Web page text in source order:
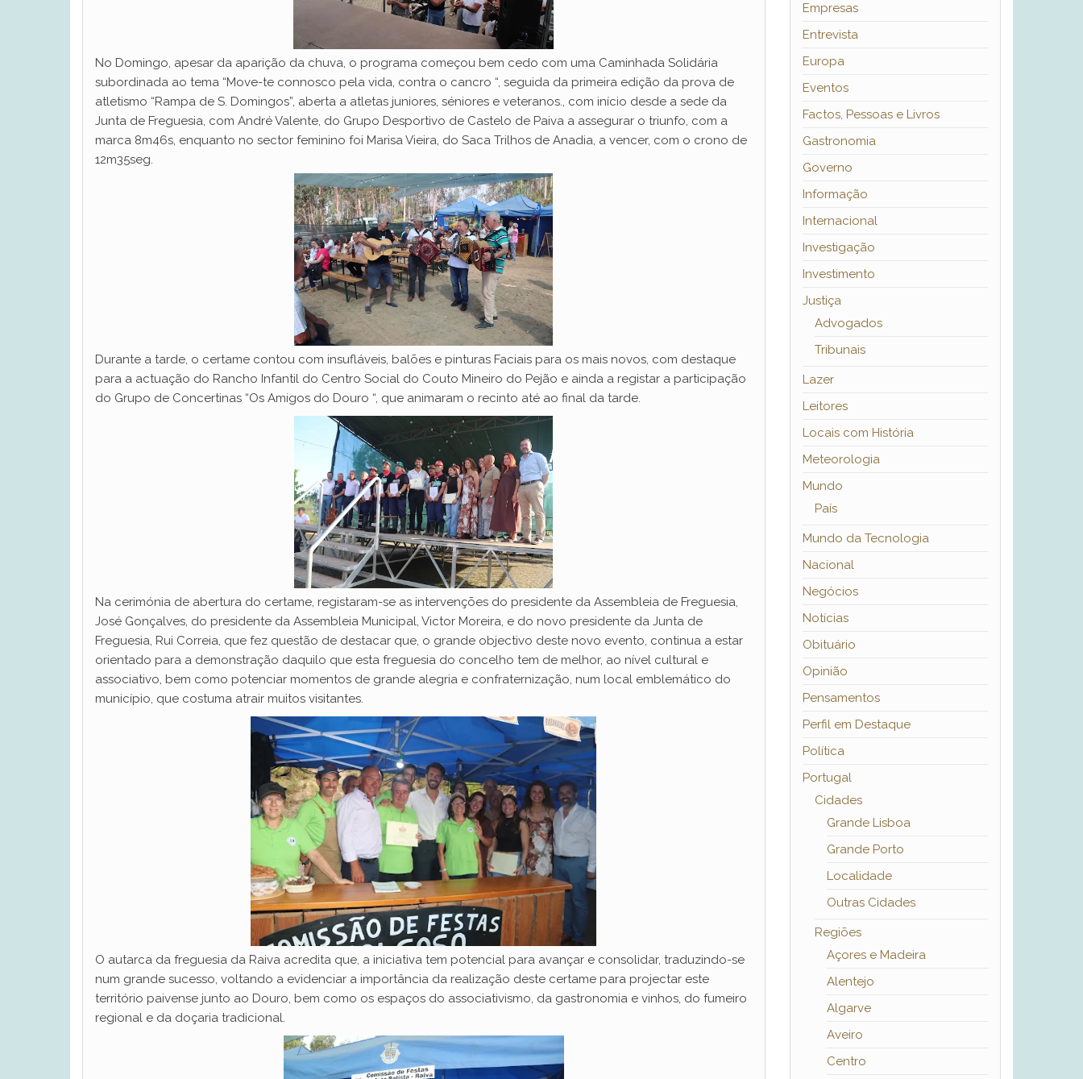
No Domingo, apesar da aparição da chuva, o programa começou bem cedo com uma Caminhada Solidária
subordinada ao tema “Move-te connosco pela vida, contra o cancro “, seguida da primeira edição da prova de
atletismo “Rampa de S. Domingos”, aberta a atletas juniores, séniores e veteranos., com início desde a sede da
Junta de Freguesia, com André Valente, do Grupo Desportivo de Castelo de Paiva a assegurar o triunfo, com a
marca 8m46s, enquanto no sector feminino foi Marisa Vieira, do Saca Trilhos de Anadia, a vencer, com o crono de
12m35seg.
Durante a tarde, o certame contou com insufláveis, balões e pinturas Faciais para os mais novos, com destaque
para a actuação do Rancho Infantil do Centro Social do Couto Mineiro do Pejão e ainda a registar a participação
do Grupo de Concertinas “Os Amigos do Douro “, que animaram o recinto até ao final da tarde.
Na cerimónia de abertura do certame, registaram-se as intervenções do presidente da Assembleia de Freguesia,
José Gonçalves, do presidente da Assembleia Municipal, Victor Moreira, e do novo presidente da Junta de
Freguesia, Rui Correia, que fez questão de destacar que, o grande objectivo deste novo evento, continua a estar
orientado para a demonstração daquilo que esta freguesia do concelho tem de melhor, ao nível cultural e
associativo, bem como potenciar momentos de grande alegria e confraternização, num local emblemático do
município, que costuma atrair muitos visitantes.
O autarca da freguesia da Raiva acredita que, a iniciativa tem potencial para avançar e consolidar, traduzindo-se
num grande sucesso, voltando a evidenciar a importância da realização deste certame para projectar este
território paivense junto ao Douro, bem como os espaços do associativismo, da gastronomia e vinhos, do fumeiro
regional e da doçaria tradicional.
Empresas
Entrevista
Europa
Eventos
Factos, Pessoas e Livros
Gastronomia
Governo
Informação
Internacional
Investigação
Investimento
Justiça
Advogados
Tribunais
Lazer
Leitores
Locais com História
Meteorologia
Mundo
País
Mundo da Tecnologia
Nacional
Negócios
Notícias
Obituário
Opinião
Pensamentos
Perfil em Destaque
Política
Portugal
Cidades
Grande Lisboa
Grande Porto
Localidade
Outras Cidades
Regiões
Açores e Madeira
Alentejo
Algarve
Aveiro
Centro